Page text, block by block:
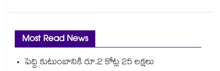
Most Read News
పెద్ది కుటుంబానికి రూ.2 కోట్ల 25 లక్షలు